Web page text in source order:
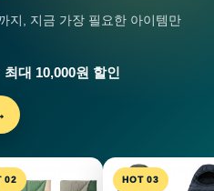
지, 지금 가장 필요한 아이템만
대 10,000원 할인
02 HOT 03